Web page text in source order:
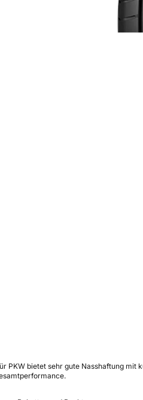
PKW bietet sehr gute Nasshaftung